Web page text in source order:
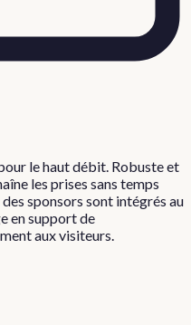
le haut débit. Robuste et
les prises sans temps
sponsors sont intégrés au
en support de
aux visiteurs.